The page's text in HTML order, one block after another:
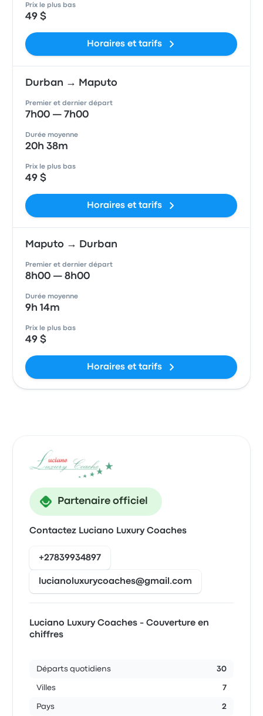
Prix le plus bas
49 $
Horaires et tarifs
Durban → Maputo
Premier et dernier départ
7h00 — 7h00
Durée moyenne
20h 38m
Prix le plus bas
49 $
Horaires et tarifs
Maputo → Durban
Premier et dernier départ
8h00 — 8h00
Durée moyenne
9h 14m
Prix le plus bas
49 $
Horaires et tarifs
Partenaire officiel
Contactez Luciano Luxury Coaches
+27839934897
lucianoluxurycoaches@gmail.com
Luciano Luxury Coaches - Couverture en
chiffres
Départs quotidiens 30
Villes 7
Pays 2